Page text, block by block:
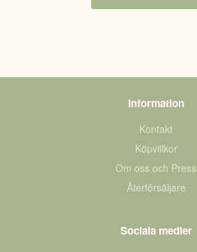
Information
Kontakt
Köpvillkor
Om oss och Press
Återförsäljare
Sociala medier